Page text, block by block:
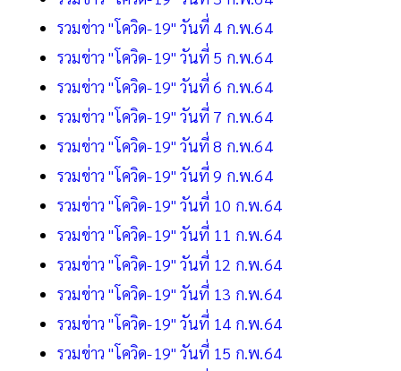
รวมข่าว "โควิด-19" วันที่ 4 ก.พ.64
รวมข่าว "โควิด-19" วันที่ 5 ก.พ.64
รวมข่าว "โควิด-19" วันที่ 6 ก.พ.64
รวมข่าว "โควิด-19" วันที่ 7 ก.พ.64
รวมข่าว "โควิด-19" วันที่ 8 ก.พ.64
รวมข่าว "โควิด-19" วันที่ 9 ก.พ.64
รวมข่าว "โควิด-19" วันที่ 10 ก.พ.64
รวมข่าว "โควิด-19" วันที่ 11 ก.พ.64
รวมข่าว "โควิด-19" วันที่ 12 ก.พ.64
รวมข่าว "โควิด-19" วันที่ 13 ก.พ.64
รวมข่าว "โควิด-19" วันที่ 14 ก.พ.64
รวมข่าว "โควิด-19" วันที่ 15 ก.พ.64